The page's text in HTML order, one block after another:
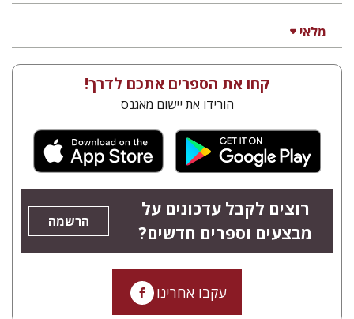
מלאי
קחו את הספרים אתכם לדרך!
הורידו את יישום מאגנס
רוצים לקבל עדכונים על
מבצעים וספרים חדשים?
הרשמה
עקבו אחרינו